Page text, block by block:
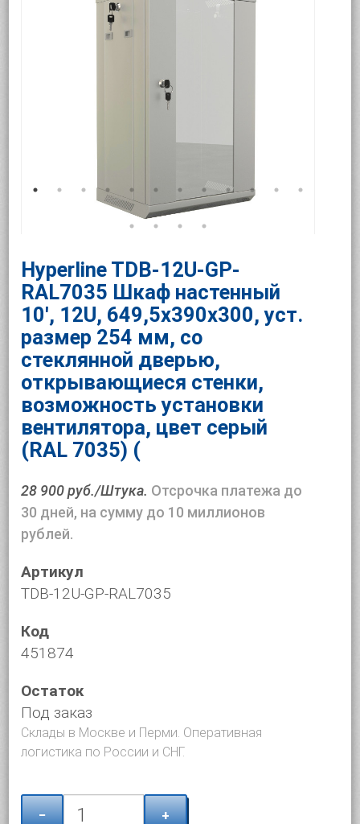
Hyperline TDB-12U-GP-
RAL7035 Шкаф настенный
10', 12U, 649,5х390х300, уст.
размер 254 мм, со
стеклянной дверью,
открывающиеся стенки,
возможность установки
вентилятора, цвет серый
(RAL 7035) (
28 900 руб./Штука. Отсрочка платежа до
30 дней, на сумму до 10 миллионов
рублей.
Артикул
TDB-12U-GP-RAL7035
Код
451874
Остаток
Под заказ
Склады в Москве и Перми. Оперативная
логистика по России и СНГ.
− +